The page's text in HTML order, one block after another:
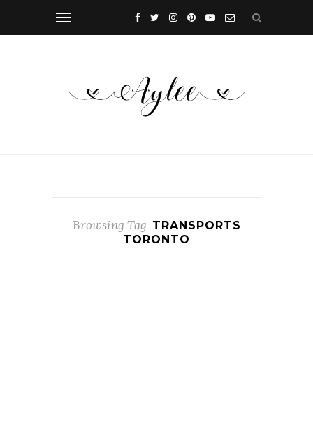
Browsing Tag TRANSPORTS
TORONTO